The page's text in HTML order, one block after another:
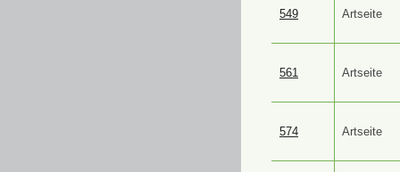
549 Artseite
561 Artseite
574 Artseite